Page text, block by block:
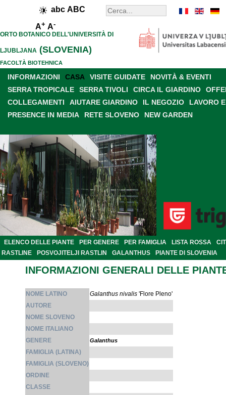
abc ABC
A+ A-
ORTO BOTANICO DELL'UNIVERSITÀ DI
LJUBLJANA (SLOVENIA)
FACOLTÀ BIOTEHNICA
INFORMAZIONI CASA VISITE GUIDATE
NOVITÀ & EVENTI
SERRA TROPICALE
SERRA TIVOLI CIRCA IL GIARDINO
COLLEGAMENTI
AIUTARE GIARDINO IL NEGOZIO
LAVORO
PRESENCE IN MEDIA
RETE SLOVENO NEW GARDEN
ELENCO DELLE PIANTE PER GENERE PER FAMIGLIA LISTA ROSSA
RASTLINE
POSVOJITELJI RASTLIN GALANTHUS PIANTE DI SLOVENIA
INFORMAZIONI GENERALI DELLE
NOME LATINO Galanthus nivalis 'Flore Pleno'
AUTORE
NOME SLOVENO
NOME ITALIANO
GENERE
Galanthus
FAMIGLIA (LATINA)
FAMIGLIA (SLOVENO)
ORDINE
CLASSE